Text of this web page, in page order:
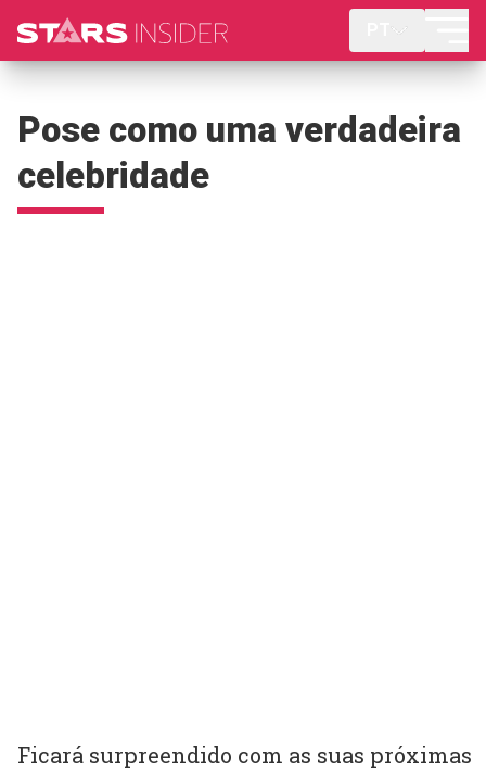
Pose como uma verdadeira
celebridade
Ficará surpreendido com as suas próximas